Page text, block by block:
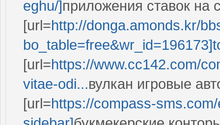
eghu/]приложения ставок на
[url=http://donga.amonds.kr/
[url=https://www.cc142.com/
vitae-odi...вулкан игровые
[url=https://compass-